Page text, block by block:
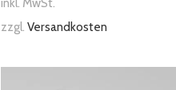
zzgl. Versandkosten